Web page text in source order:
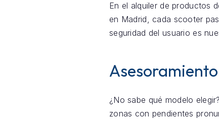
En el alquiler de productos
en Madrid, cada scooter
seguridad del usuario es
¿No sabe qué modelo
zonas con pendientes